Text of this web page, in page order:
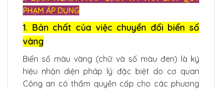
PHẠM ÁP DỤNG
1. Bản chất của việc chuyển đổi biển số
vàng
Biển số màu vàng (chữ và số màu đen) là ký
hiệu nhận diện pháp lý đặc biệt do cơ quan
Công an có thẩm quyền cấp cho các phương